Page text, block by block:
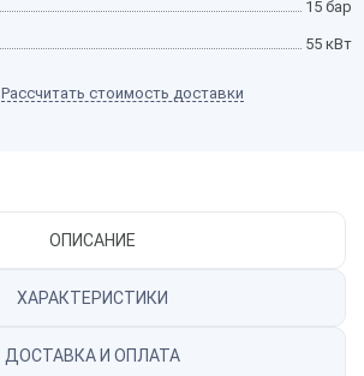
15 бар
55 кВт
Рассчитать стоимость доставки
ОПИСАНИЕ
ХАРАКТЕРИСТИКИ
ДОСТАВКА И ОПЛАТА